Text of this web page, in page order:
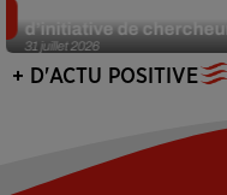
31 juillet 2026
d’initiative de
+ D'ACTU POSITIVE